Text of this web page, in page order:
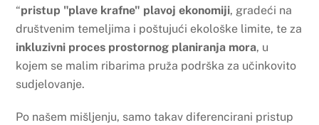
“pristup "plave krafne" plavoj ekonomiji, gradeći na
društvenim temeljima i poštujući ekološke limite, te za
inkluzivni proces prostornog planiranja mora, u
kojem se malim ribarima pruža podrška za učinkovito
sudjelovanje.
Po našem mišljenju, samo takav diferencirani pristup